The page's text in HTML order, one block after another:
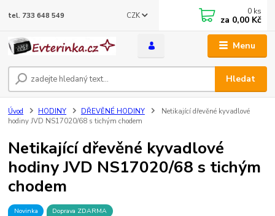
Menu
CZK
Hledat
tel. 733 648 549 0 ks
za 0,00 Kč
Úvod HODINY DŘEVĚNÉ HODINY
Netikající dřevěné kyvadlové
hodiny JVD NS17020/68 s tichým chodem
Netikající dřevěné kyvadlové
hodiny JVD NS17020/68 s tichým
chodem
Novinka Doprava ZDARMA